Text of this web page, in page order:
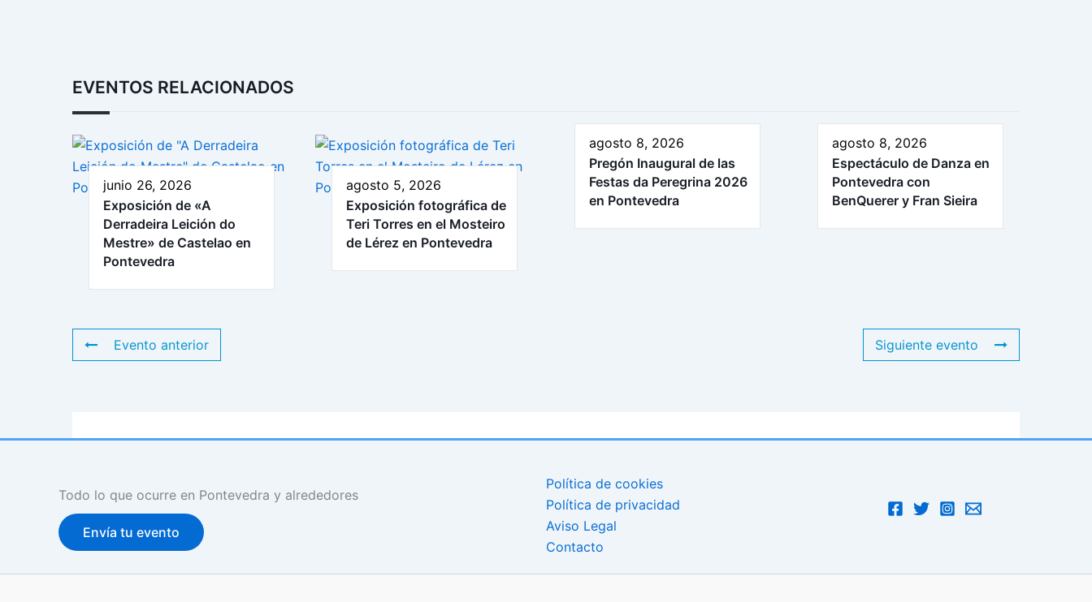
EVENTOS RELACIONADOS
junio 26, 2026
Exposición de «A
Derradeira Leición do
Mestre» de Castelao en
Pontevedra
agosto 5, 2026
Exposición fotográfica de
Teri Torres en el Mosteiro
de Lérez en Pontevedra
agosto 8, 2026
Pregón Inaugural de las
Festas da Peregrina 2026
en Pontevedra
agosto 8, 2026
Espectáculo de Danza en
Pontevedra con
BenQuerer y Fran Sieira
Evento anterior Siguiente evento
Todo lo que ocurre en Pontevedra y alrededores
Envía tu evento
Política de cookies
Política de privacidad
Aviso Legal
Contacto